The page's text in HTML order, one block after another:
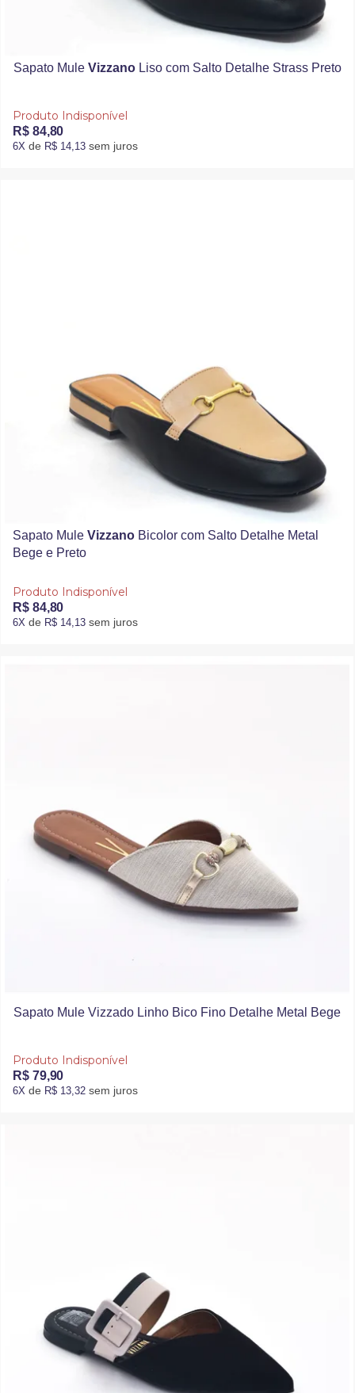
Sapato Mule VizzanoLiso com Salto Detalhe Strass Preto
Produto Indisponível
R$ 84,80
6X de R$ 14,13 sem juros
Sapato MuleVizzano Bicolor com Salto Detalhe Metal
Bege e Preto
Produto Indisponível
R$ 84,80
6X de R$ 14,13 sem juros
Sapato Mule Vizzado Linho Bico Fino Detalhe Metal Bege
Produto Indisponível
R$ 79,90
6X de R$ 13,32 sem juros